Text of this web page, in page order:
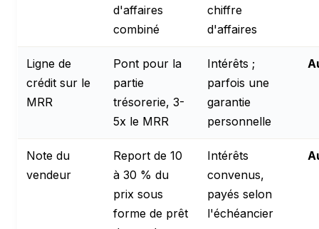
d'affaires
combiné
chiffre
d'affaires
Ligne de
crédit sur le
MRR
Pont pour la
partie
trésorerie, 3-
5x le MRR
Intérêts ;
parfois une
garantie
personnelle
Note du
vendeur
Report de 10
à 30 % du
prix sous
forme de prêt
Intérêts
convenus,
payés selon
l'échéancier